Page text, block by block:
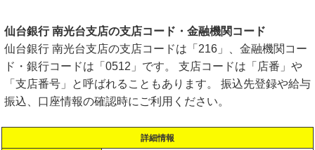
仙台銀行 南光台支店の支店コード・金融機関コード
仙台銀行 南光台支店の支店コードは「216」、金融機関コー
ド・銀行コードは「0512」です。 支店コードは「店番」や
「支店番号」と呼ばれることもあります。 振込先登録や給与
振込、口座情報の確認時にご利用ください。
詳細情報